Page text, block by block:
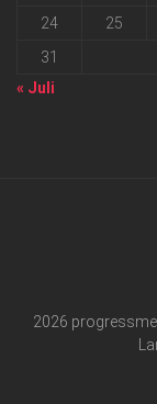
24
25
31
« Juli
2026